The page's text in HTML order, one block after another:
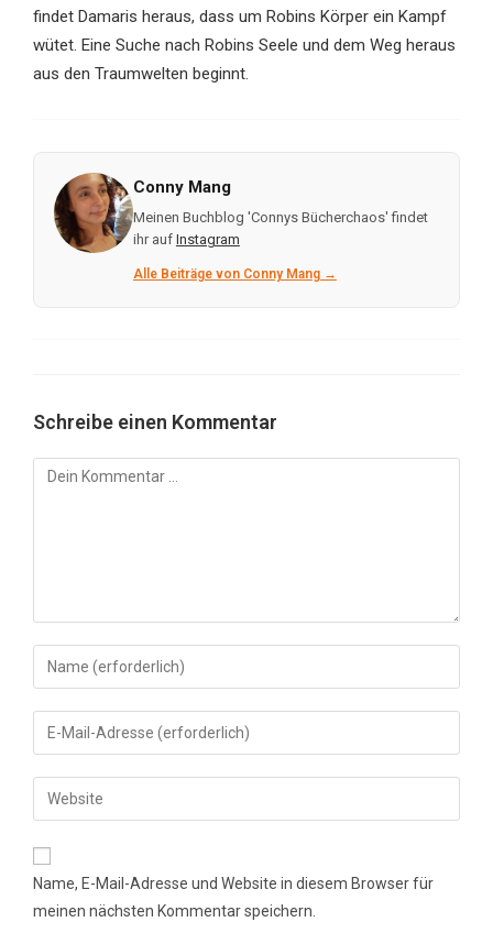
findet Damaris heraus, dass um Robins Körper ein Kampf
wütet. Eine Suche nach Robins Seele und dem Weg heraus
aus den Traumwelten beginnt.
Conny Mang
Meinen Buchblog 'Connys Bücherchaos' findet
ihr auf Instagram
Alle Beiträge von Conny Mang →
Schreibe einen Kommentar
Kommentar
Gib
deinen
Namen
oder
zum
Kommentieren
ein
Gib
deine
E-
Mail-
zum
Kommentieren
ein
Gib
deine
Website-
Name, E-Mail-Adresse und Website in diesem Browser für
meinen nächsten Kommentar speichern.